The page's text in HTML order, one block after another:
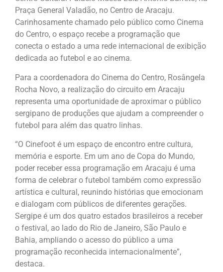
Praça General Valadão, no Centro de Aracaju.
Carinhosamente chamado pelo público como Cinema
do Centro, o espaço recebe a programação que
conecta o estado a uma rede internacional de exibição
dedicada ao futebol e ao cinema.
Para a coordenadora do Cinema do Centro, Rosângela
Rocha Novo, a realização do circuito em Aracaju
representa uma oportunidade de aproximar o público
sergipano de produções que ajudam a compreender o
futebol para além das quatro linhas.
“O Cinefoot é um espaço de encontro entre cultura,
memória e esporte. Em um ano de Copa do Mundo,
poder receber essa programação em Aracaju é uma
forma de celebrar o futebol também como expressão
artística e cultural, reunindo histórias que emocionam
e dialogam com públicos de diferentes gerações.
Sergipe é um dos quatro estados brasileiros a receber
o festival, ao lado do Rio de Janeiro, São Paulo e
Bahia, ampliando o acesso do público a uma
programação reconhecida internacionalmente”,
destaca.